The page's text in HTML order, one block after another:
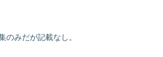
みだが記載なし。